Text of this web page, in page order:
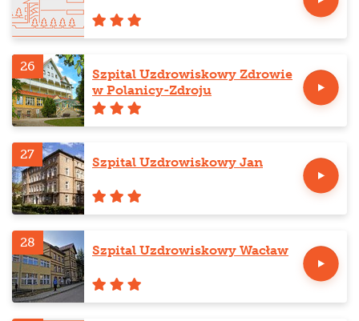
26
Szpital Uzdrowiskowy Zdrowie
w Polanicy-Zdroju
27
Szpital Uzdrowiskowy Jan
28
Szpital Uzdrowiskowy Wacław